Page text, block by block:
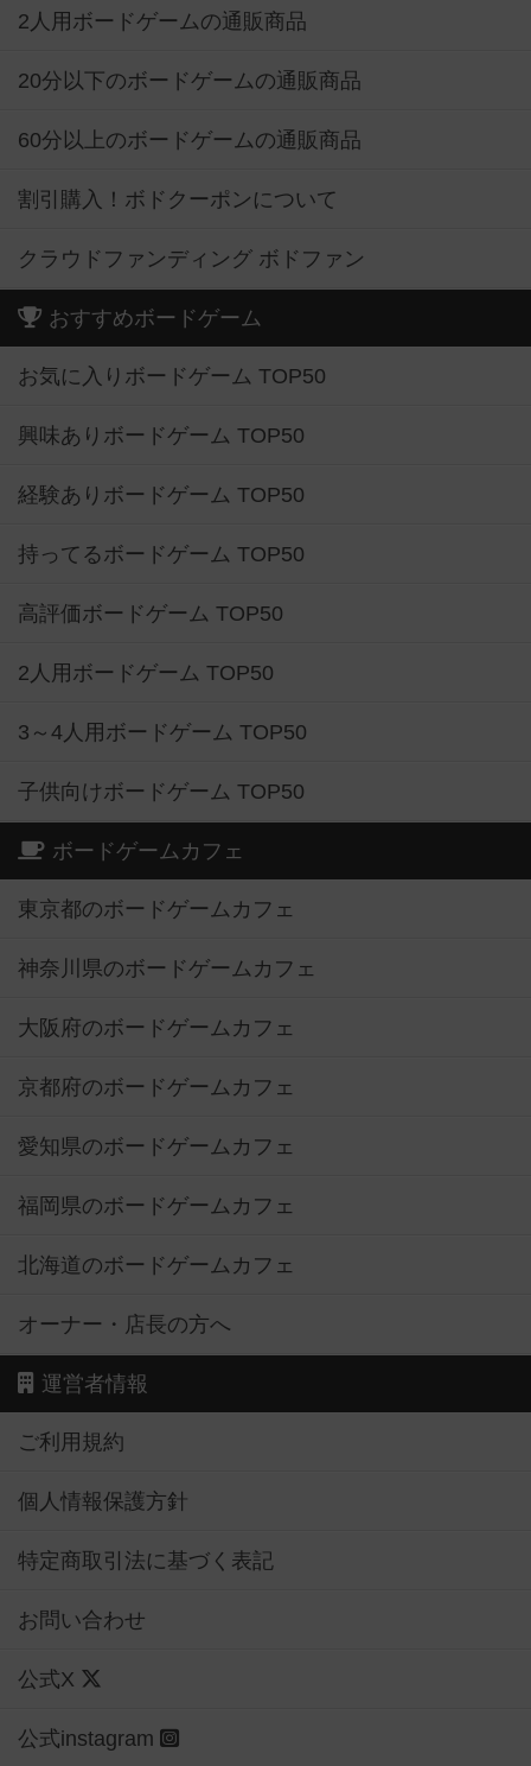
2人用ボードゲームの通販商品
20分以下のボードゲームの通販商品
60分以上のボードゲームの通販商品
割引購入！ボドクーポンについて
クラウドファンディング ボドファン
おすすめボードゲーム
お気に入りボードゲーム TOP50
興味ありボードゲーム TOP50
経験ありボードゲーム TOP50
持ってるボードゲーム TOP50
高評価ボードゲーム TOP50
2人用ボードゲーム TOP50
3～4人用ボードゲーム TOP50
子供向けボードゲーム TOP50
ボードゲームカフェ
東京都のボードゲームカフェ
神奈川県のボードゲームカフェ
大阪府のボードゲームカフェ
京都府のボードゲームカフェ
愛知県のボードゲームカフェ
福岡県のボードゲームカフェ
北海道のボードゲームカフェ
オーナー・店長の方へ
運営者情報
ご利用規約
個人情報保護方針
特定商取引法に基づく表記
お問い合わせ
公式X
公式instagram